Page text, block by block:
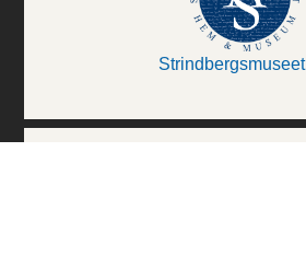
Strindbergsmuseet